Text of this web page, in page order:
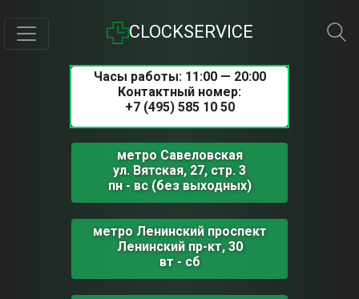
CLOCKSERVICE
Часы работы: 11:00 — 20:00
Контактный номер:
+7 (495) 585 10 50
метро Савеловская
ул. Вятская, 27, стр. 3
пн - вс (без выходных)
метро Ленинский проспект
Ленинский пр-кт, 30
вт - сб